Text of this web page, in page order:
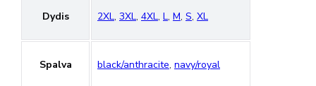
Dydis 2XL, 3XL, 4XL, L, M, S, XL
Spalva black/anthracite, navy/royal